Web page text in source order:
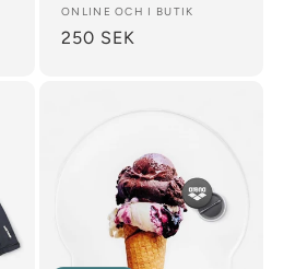
Säljare:
ONLINE OCH I BUTIK
Ordinarie
250 SEK